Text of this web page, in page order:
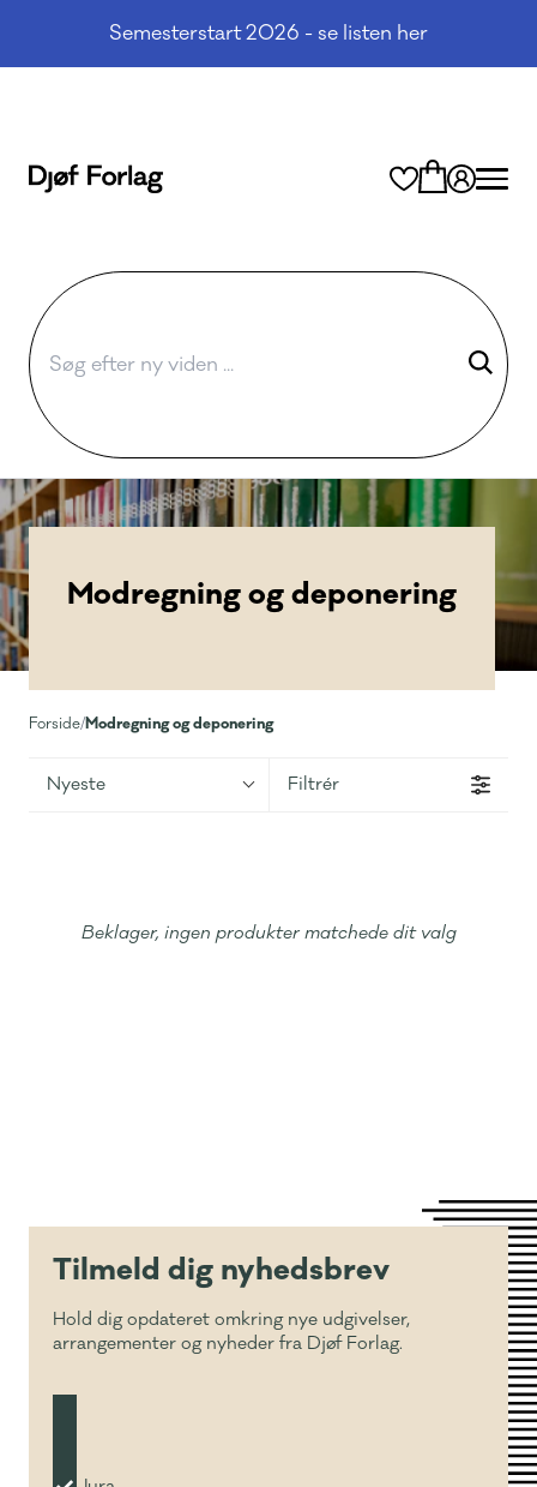
Semesterstart 2026 - se listen her
Modregning og deponering
Forside/Modregning og deponering
Nyeste Filtrér
Beklager, ingen produkter matchede dit valg
Tilmeld dig nyhedsbrev
Hold dig opdateret omkring nye udgivelser,
arrangementer og nyheder fra Djøf Forlag.